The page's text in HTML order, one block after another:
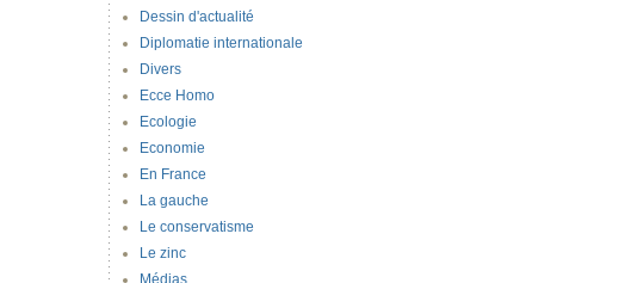
Dessin d'actualité
Diplomatie internationale
Divers
Ecce Homo
Ecologie
Economie
En France
La gauche
Le conservatisme
Le zinc
Médias